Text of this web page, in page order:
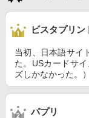
ビスタプリン
当初、日本語サイ
た。USカードサ
ズしかなかった。
パプリ